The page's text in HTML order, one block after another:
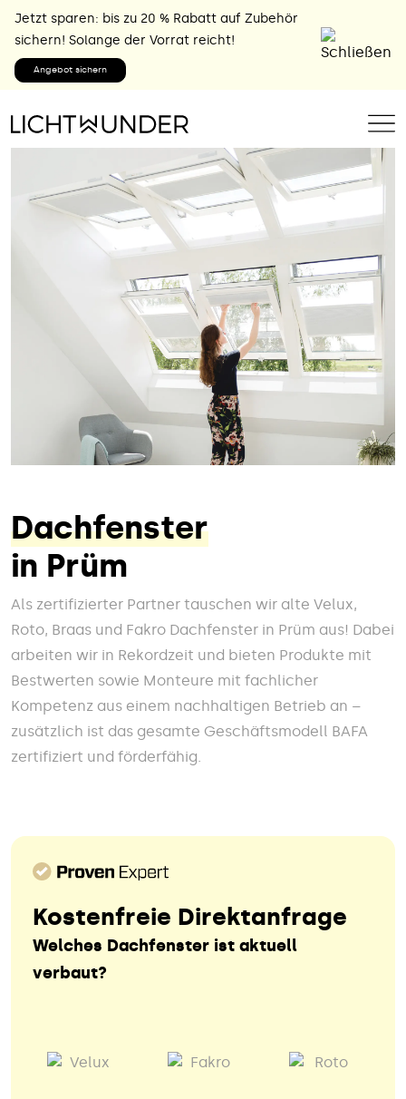
Jetzt sparen: bis zu 20 % Rabatt auf Zubehör
sichern! Solange der Vorrat reicht!
Angebot sichern
Dachfenster
in Prüm
Als zertifizierter Partner tauschen wir alte Velux,
Roto, Braas und Fakro Dachfenster in Prüm aus! Dabei
arbeiten wir in Rekordzeit und bieten Produkte mit
Bestwerten sowie Monteure mit fachlicher
Kompetenz aus einem nachhaltigen Betrieb an –
zusätzlich ist das gesamte Geschäftsmodell BAFA
zertifiziert und förderfähig.
Kostenfreie Direktanfrage
Welches Dachfenster ist aktuell
verbaut?